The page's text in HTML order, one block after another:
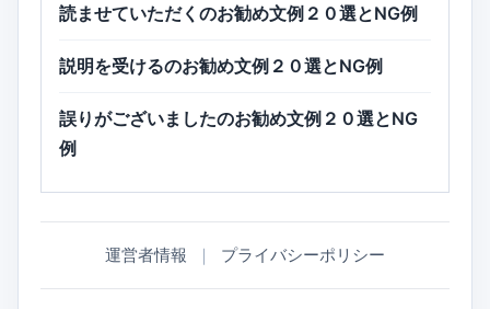
読ませていただくのお勧め文例２０選とNG例
説明を受けるのお勧め文例２０選とNG例
誤りがございましたのお勧め文例２０選とNG
例
運営者情報 ｜ プライバシーポリシー